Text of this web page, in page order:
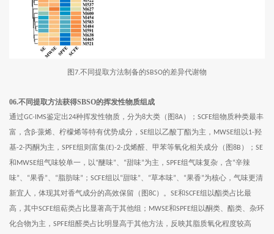
图 7.不同提取方法制备的SBSO的差异代谢物
06.不同提取方法获得SBSO的挥发性物质组成
通过GC-IMS鉴定出24种挥发性物质，分为8大类（图8A）； SCFE组物质种类最丰
富，含 β-蒎烯、柠檬烯等特有优势成分， SE组以乙酸丁酯为主， MWSE组以1-羟
基-2-丙酮为主， SPFE组则富集(E)-2-戊烯醛、甲苯等氧化相关成分（图8B ）； SE
和 MWSE组气味较单一，以“醚味”、 “甜味”为主， SPFE组气味复杂，含“辛辣
味”、 “果香”、 “脂肪味” ； SCFE组以“甜味”、 “草本味”、 “果香”为核心，气味更清
新宜人，体现其对香气成分的高效保留（图8C）。 SE和SCFE组以酯类占比最
高，其中SCFE组萜类占比显著高于其他组； MWSE和SPFE组以酮类、酯类、杂环
化合物为主， SPFE组醛类占比明显高于其他方法，反映其脂质氧化程度较高